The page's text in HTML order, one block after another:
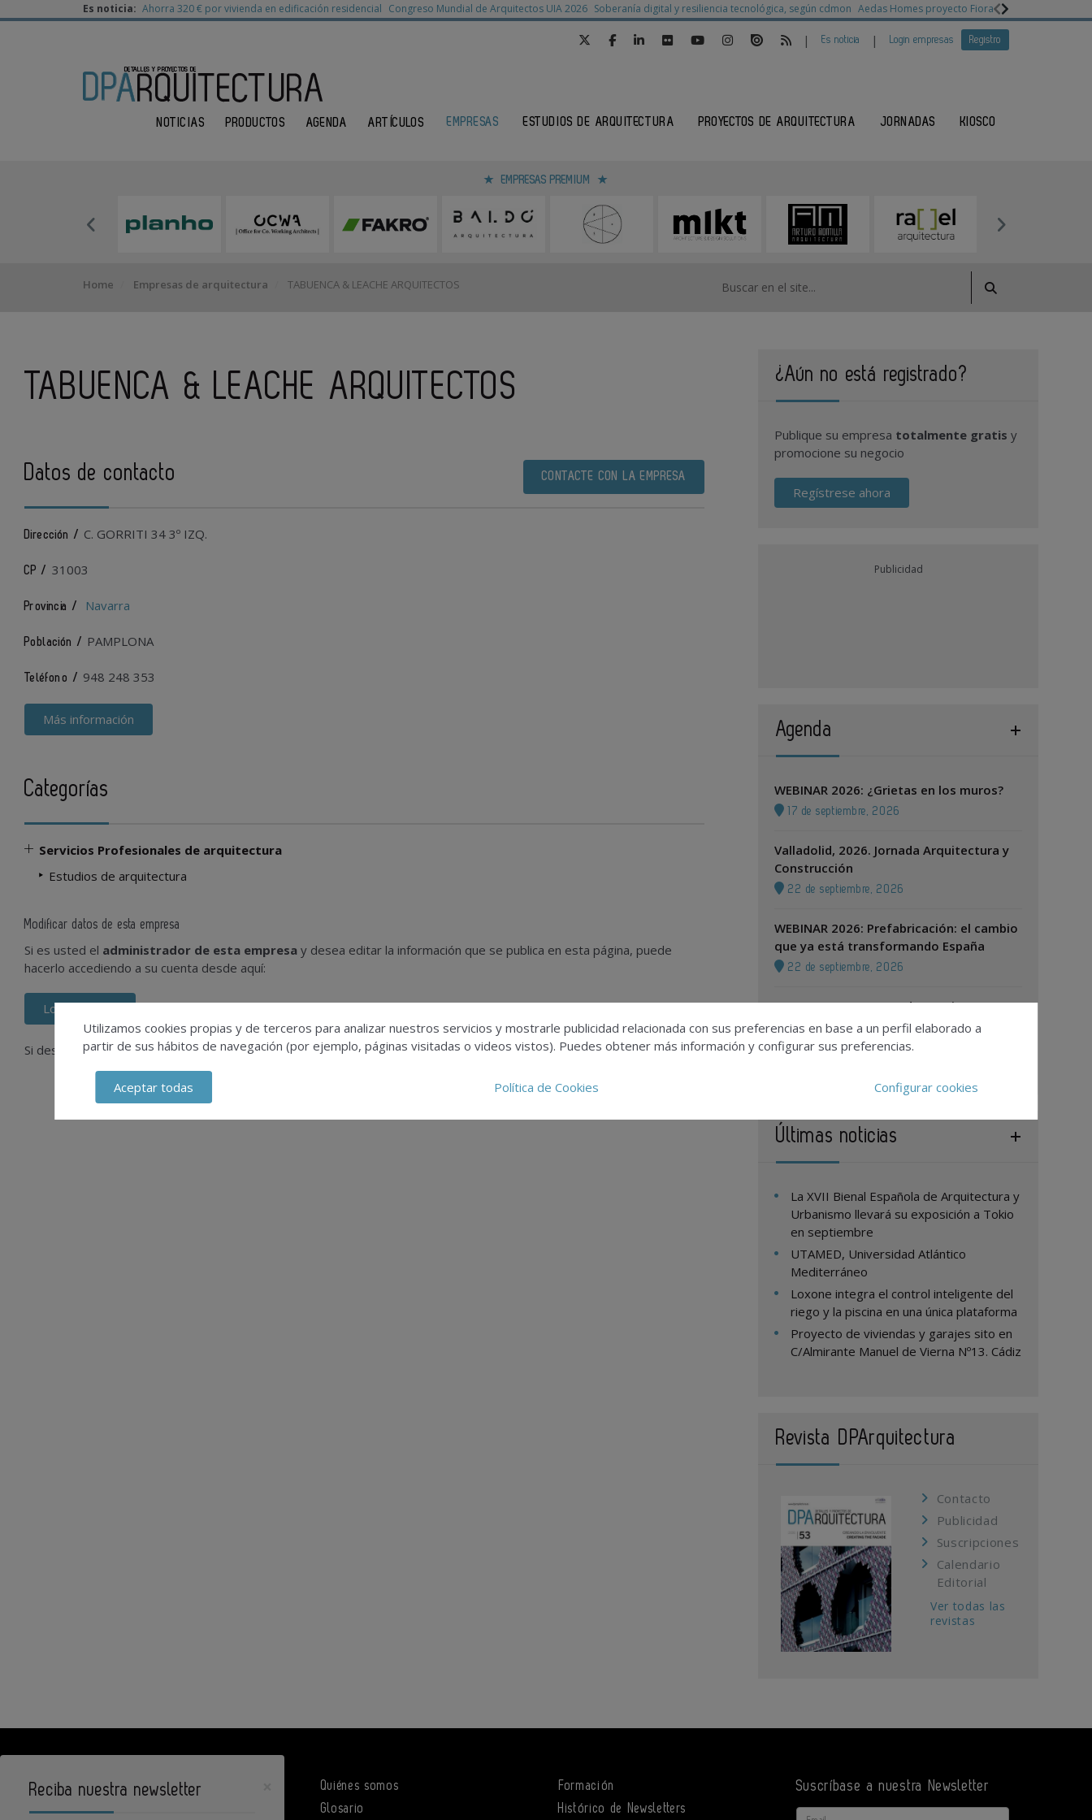
Es noticia: Ahorra 320 € por vivienda en edificación residencial Congreso Mundial de Arquitectos UIA 2026 Soberanía digital y resiliencia tecnológica, según cdmon Aedas Homes proyecto Fiora Ganadores
| Es noticia | Login empresas Registro
NOTICIAS PRODUCTOS AGENDA ARTÍCULOS EMPRESAS ESTUDIOS DE ARQUITECTURA PROYECTOS DE ARQUITECTURA JORNADAS KIOSCO
EMPRESAS PREMIUM
Home Empresas de arquitectura TABUENCA & LEACHE ARQUITECTOS
TABUENCA & LEACHE ARQUITECTOS
Datos de contacto CONTACTE CON LA EMPRESA
Dirección / C. GORRITI 34 3º IZQ.
CP / 31003
Provincia / Navarra
Población / PAMPLONA
Teléfono / 948 248 353
Más información
Categorías
Servicios Profesionales de arquitectura
Estudios de arquitectura
Modificar datos de esta empresa
Si es usted el administrador de esta empresa y desea editar la información que se publica en esta página, puede
hacerlo accediendo a su cuenta desde aquí:
Login usuario
Si desconoce el usuario que gestiona su empresa, contáctenos a través dedparquitectura@infoedita.es.
¿Aún no está registrado?
Publique su empresa totalmente gratis y
promocione su negocio
Regístrese ahora
Publicidad
Agenda
WEBINAR 2026: ¿Grietas en los muros?
17 de septiembre, 2026
Valladolid, 2026. Jornada Arquitectura y
Construcción
22 de septiembre, 2026
WEBINAR 2026: Prefabricación: el cambio
que ya está transformando España
22 de septiembre, 2026
Zaragoza, 2026. Jornada Arquitectura y
Construcción
24 de septiembre, 2026
Últimas noticias
La XVII Bienal Española de Arquitectura y
Urbanismo llevará su exposición a Tokio
en septiembre
UTAMED, Universidad Atlántico
Mediterráneo
Loxone integra el control inteligente del
riego y la piscina en una única plataforma
Proyecto de viviendas y garajes sito en
C/Almirante Manuel de Vierna Nº13. Cádiz
Revista DPArquitectura
Contacto
Publicidad
Suscripciones
Calendario
Editorial
Ver todas las
revistas
Quiénes somos
Glosario
Formación
Histórico de Newsletters
Suscríbase a nuestra Newsletter
Email
Utilizamos cookies propias y de terceros para analizar nuestros servicios y mostrarle publicidad relacionada con sus preferencias en base a un perfil elaborado a
partir de sus hábitos de navegación (por ejemplo, páginas visitadas o videos vistos). Puedes obtener más información y configurar sus preferencias.
Aceptar todas Política de Cookies Configurar cookies
Reciba nuestra newsletter